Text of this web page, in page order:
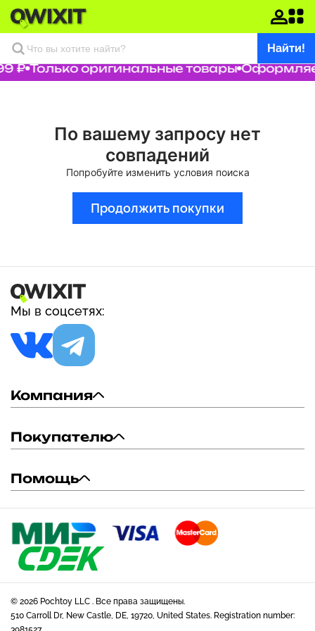
Найти!
₽ Только оригинальные товары
По вашему запросу нет
совпадений
Попробуйте изменить условия поиска
Продолжить покупки
Мы в соцсетях:
Компания
Покупателю
Помощь
© 2026 Pochtoy LLC . Все права защищены.
510 Carroll Dr, New Castle, DE, 19720, United States. Registration number: